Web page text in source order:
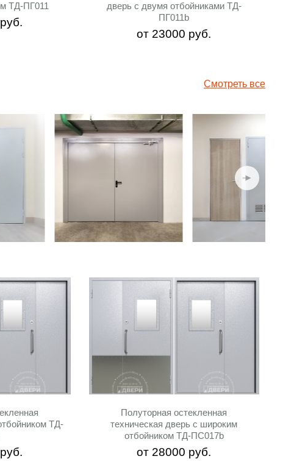
ТД-ПГ011
руб.
дверь с двумя отбойниками ТД-
ПГ011b
от 23000 руб.
Смотреть все
ТД-
руб.
Полуторная остекленная
техническая дверь с широким
отбойником ТД-ПС017b
от 28000 руб.